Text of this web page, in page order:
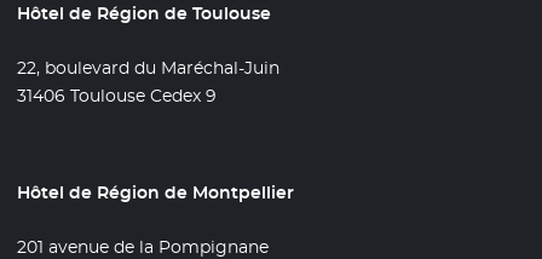
Hôtel de Région de Toulouse
22, boulevard du Maréchal-Juin
31406 Toulouse Cedex 9
Hôtel de Région de Montpellier
201 avenue de la Pompignane